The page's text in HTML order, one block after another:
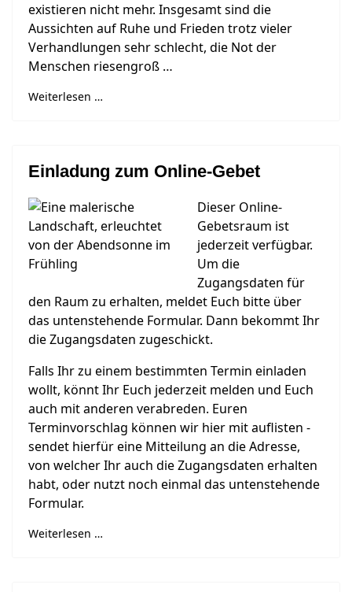
existieren nicht mehr. Insgesamt sind die
Aussichten auf Ruhe und Frieden trotz vieler
Verhandlungen sehr schlecht, die Not der
Menschen riesengroß …
Weiterlesen …
Einladung zum Online-Gebet
Dieser Online-
Gebetsraum ist
jederzeit verfügbar.
Um die
Zugangsdaten für
den Raum zu erhalten, meldet Euch bitte über
das untenstehende Formular. Dann bekommt Ihr
die Zugangsdaten zugeschickt.
Falls Ihr zu einem bestimmten Termin einladen
wollt, könnt Ihr Euch jederzeit melden und Euch
auch mit anderen verabreden. Euren
Terminvorschlag können wir hier mit auflisten -
sendet hierfür eine Mitteilung an die Adresse,
von welcher Ihr auch die Zugangsdaten erhalten
habt, oder nutzt noch einmal das untenstehende
Formular.
Weiterlesen …